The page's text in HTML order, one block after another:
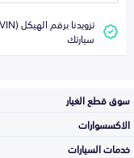
سيارتك
سوق قطع الغيار
الاكسسوارات
خدمات السيارات